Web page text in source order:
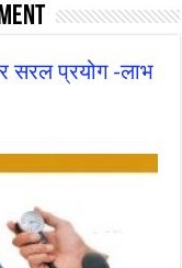
सरल प्रयोग -लाभ